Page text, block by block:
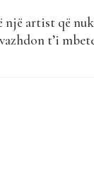
një artist që
t’i